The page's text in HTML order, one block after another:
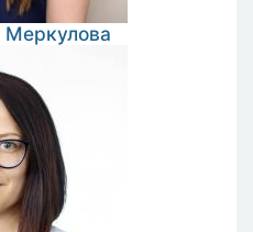
Меркулова